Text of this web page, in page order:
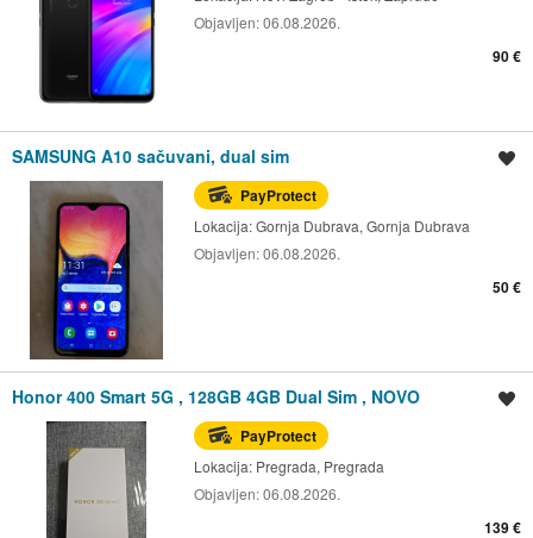
Objavljen:06.08.2026.
90 €
SAMSUNG A10 sačuvani, dual sim
PayProtect
Lokacija:Gornja Dubrava, Gornja Dubrava
Objavljen:06.08.2026.
50 €
Honor 400 Smart 5G , 128GB 4GB Dual Sim , NOVO
PayProtect
Lokacija: Pregrada, Pregrada
Objavljen:06.08.2026.
139 €